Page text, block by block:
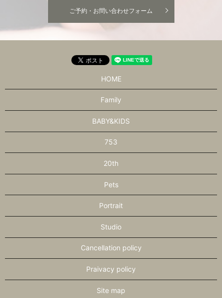
ご予約・お問い合わせフォーム
HOME
Family
BABY&KIDS
753
20th
Pets
Portrait
Studio
Cancellation policy
Praivacy policy
Site map